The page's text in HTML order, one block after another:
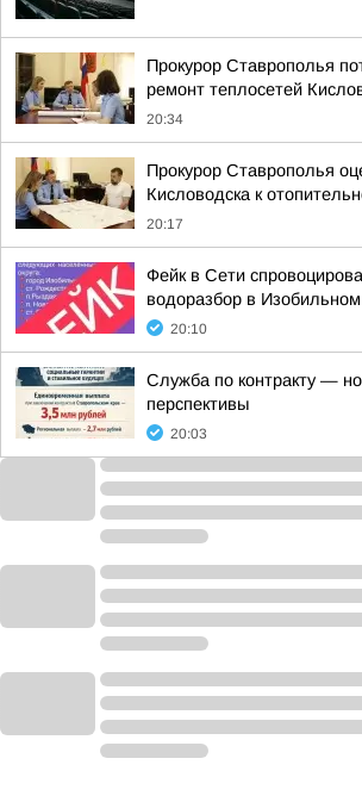
Прокурор Ставрополья
ремонт теплосетей
20:34
Прокурор Ставрополья
Кисловодска к
20:17
Фейк в Сети
водоразбор в Изобильном
20:10
Служба по контракту —
перспективы
20:03